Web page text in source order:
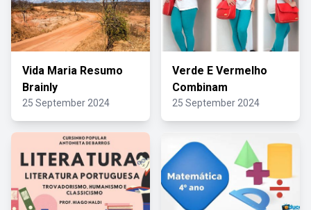
Vida Maria Resumo
Brainly
25 September 2024
Verde E Vermelho
Combinam
25 September 2024